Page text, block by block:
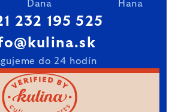
Dana Hana
232 195 525
do 24 hodín